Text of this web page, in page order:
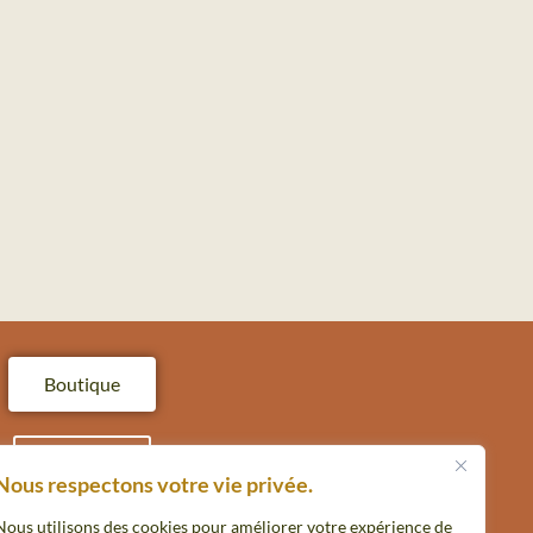
respectons votre vie privée.
utilisons des cookies pour améliorer votre expérience de
Boutique